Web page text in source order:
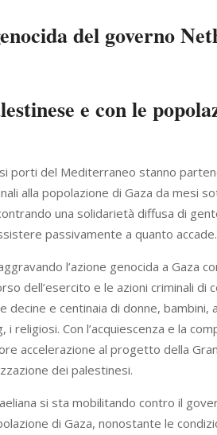
del governo
e con le
porti del Mediterraneo stanno
alla popolazione di Gaza da mesi
una solidarietà diffusa di
passivamente a quanto accade.
l’azione genocida a Gaza
dell’esercito e le azioni criminali
e centinaia di donne, bambini,
religiosi. Con l’acquiescenza e la
accelerazione al progetto della
dei palestinesi.
si sta mobilitando contro il
di Gaza, nonostante le